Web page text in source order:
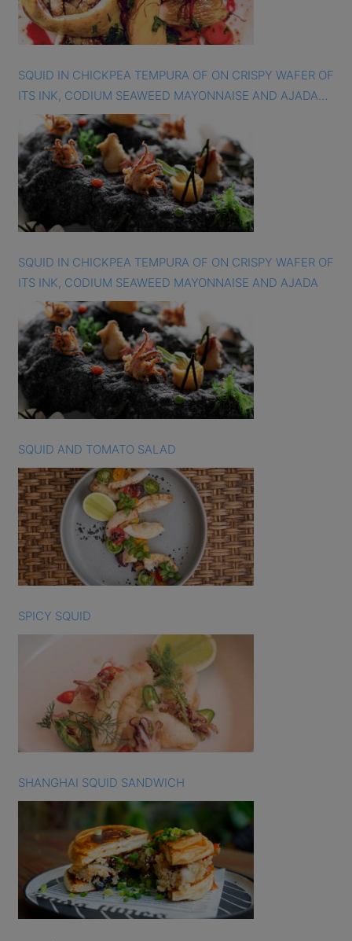
SQUID IN CHICKPEA TEMPURA OF ON CRISPY WAFER OF
ITS INK, CODIUM SEAWEED MAYONNAISE AND AJADA
SAUCE
SQUID IN CHICKPEA TEMPURA OF ON CRISPY WAFER OF
ITS INK, CODIUM SEAWEED MAYONNAISE AND AJADA
SQUID AND TOMATO SALAD
SPICY SQUID
SHANGHAI SQUID SANDWICH